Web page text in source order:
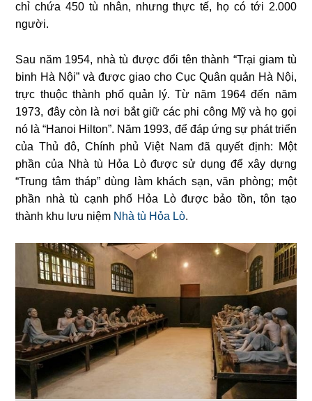
chỉ chứa 450 tù nhân, nhưng thực tế, họ có tới 2.000
người.
Sau năm 1954, nhà tù được đổi tên thành “Trại giam tù
binh Hà Nội” và được giao cho Cục Quân quản Hà Nội,
trực thuộc thành phố quản lý. Từ năm 1964 đến năm
1973, đây còn là nơi bắt giữ các phi công Mỹ và họ gọi
nó là “Hanoi Hilton”. Năm 1993, để đáp ứng sự phát triển
của Thủ đô, Chính phủ Việt Nam đã quyết định: Một
phần của Nhà tù Hỏa Lò được sử dụng để xây dựng
“Trung tâm tháp” dùng làm khách sạn, văn phòng; một
phần nhà tù cạnh phố Hỏa Lò được bảo tồn, tôn tạo
thành khu lưu niệm Nhà tù Hỏa Lò.